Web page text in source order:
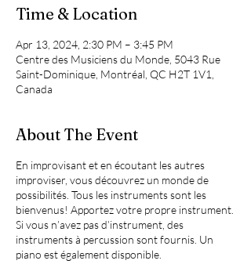
Time & Location
Apr 13, 2024, 2:30 PM – 3:45 PM
Centre des Musiciens du Monde, 5043 Rue
Saint-Dominique, Montréal, QC H2T 1V1,
Canada
About The Event
En improvisant et en écoutant les autres
improviser, vous découvrez un monde de
possibilités. Tous les instruments sont les
bienvenus! Apportez votre propre instrument.
Si vous n’avez pas d’instrument, des
instruments à percussion sont fournis. Un
piano est également disponible.